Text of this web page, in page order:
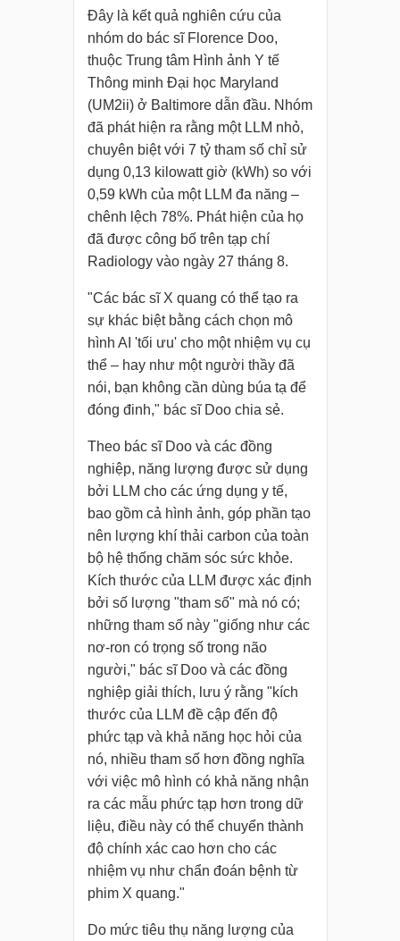
Đây là kết quả nghiên cứu của
nhóm do bác sĩ Florence Doo,
thuộc Trung tâm Hình ảnh Y tế
Thông minh Đại học Maryland
(UM2ii) ở Baltimore dẫn đầu. Nhóm
đã phát hiện ra rằng một LLM nhỏ,
chuyên biệt với 7 tỷ tham số chỉ sử
dụng 0,13 kilowatt giờ (kWh) so với
0,59 kWh của một LLM đa năng –
chênh lệch 78%. Phát hiện của họ
đã được công bố trên tạp chí
Radiology vào ngày 27 tháng 8.
"Các bác sĩ X quang có thể tạo ra
sự khác biệt bằng cách chọn mô
hình AI 'tối ưu' cho một nhiệm vụ cụ
thể – hay như một người thầy đã
nói, bạn không cần dùng búa tạ để
đóng đinh," bác sĩ Doo chia sẻ.
Theo bác sĩ Doo và các đồng
nghiệp, năng lượng được sử dụng
bởi LLM cho các ứng dụng y tế,
bao gồm cả hình ảnh, góp phần tạo
nên lượng khí thải carbon của toàn
bộ hệ thống chăm sóc sức khỏe.
Kích thước của LLM được xác định
bởi số lượng "tham số" mà nó có;
những tham số này "giống như các
nơ-ron có trọng số trong não
người," bác sĩ Doo và các đồng
nghiệp giải thích, lưu ý rằng "kích
thước của LLM đề cập đến độ
phức tạp và khả năng học hỏi của
nó, nhiều tham số hơn đồng nghĩa
với việc mô hình có khả năng nhận
ra các mẫu phức tạp hơn trong dữ
liệu, điều này có thể chuyển thành
độ chính xác cao hơn cho các
nhiệm vụ như chẩn đoán bệnh từ
phim X quang."
Do mức tiêu thụ năng lượng của